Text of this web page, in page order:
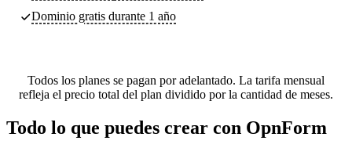
Dominio gratis durante 1 año
Todos los planes se pagan por adelantado. La tarifa mensual
refleja el precio total del plan dividido por la cantidad de meses.
Todo lo que puedes crear con OpnForm